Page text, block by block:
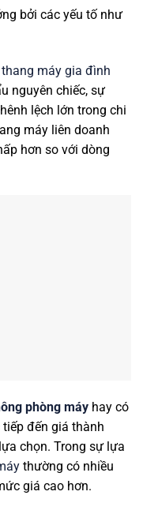
bởi các yếu tố như
thang máy gia đình
nguyên chiếc, sự
lệch lớn trong chi
máy liên doanh
hơn so với dòng
phòng máy hay có
đến giá thành
chọn. Trong sự lựa
thường có nhiều
giá cao hơn.